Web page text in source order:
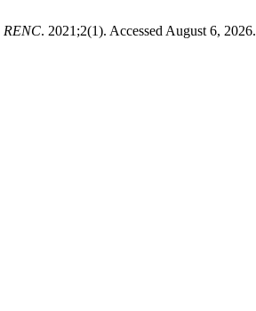
RENC. 2021;2(1). Accessed August 6, 2026.